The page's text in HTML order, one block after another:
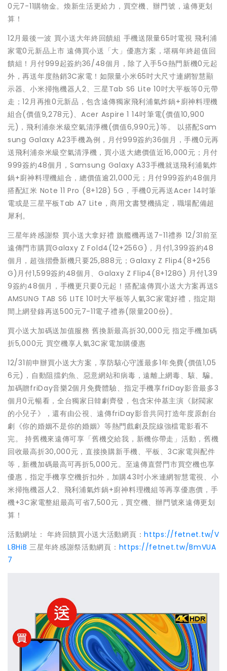
0元7-11購物金。煥新生活更給力，買空機、辦門號，遠傳更划
算！
12月最後一波 買小送大年終回饋組 手機送限量65吋電視 飛利浦
家電0元新品上市 遠傳買小送「大」優惠方案，堪稱年終超值回
饋組！月付999起簽約36/48個月，除了入手5G熱門新機0元起
外，再送年度熱銷3C家電！如限量小米65吋大尺寸連網智慧顯
示器、小米掃拖機器人2、三星Tab S6 Lite 10吋大平板等0元帶
走；12月再推0元新品，包含遠傳獨家飛利浦氣炸鍋+廚神料理機
組合(價值9,278元)、Acer Aspire 1 14吋筆電(價值10,900
元)，飛利浦奈米級空氣清淨機(價值6,990元)等。 以搭配Sam
sung Galaxy A23手機為例，月付999簽約36個月，手機0元再
送飛利浦奈米級空氣清淨機，買小送大總價值近16,000元；月付
999簽約48個月，Samsung Galaxy A33手機就送飛利浦氣炸
鍋+廚神料理機組合，總價值逾21,000元；月付999簽約48個月
搭配紅米 Note 11 Pro (8+128) 5G，手機0元再送Acer 14吋筆
電或是三星平板Tab A7 Lite，商用文書雙機搞定，職場配備超
犀利。
三星年終感謝祭 買小送大拿好禮 旗艦機再送7-11禮券 12/31前至
遠傳門市購買Galaxy Z Fold4(12+256G)，月付1,399簽約48
個月，超強摺疊新機只要25,888元；Galaxy Z Flip4(8+256
G)月付1,599簽約48個月、Galaxy Z Flip4(8+128G) 月付1,39
9簽約48個月，手機更只要0元起！搭配遠傳買小送大方案再送S
AMSUNG TAB S6 LITE 10吋大平板等人氣3C家電好禮，指定期
間上網登錄再送500元7-11電子禮券(限量200份)。
買小送大加碼送加值服務 舊換新最高折30,000元 指定手機加碼
折5,000元 買空機享人氣3C家電加購優惠
12/31前申辦買小送大方案，享防駭心守護最多1年免費(價值1,05
6元)，自動阻擋釣魚、惡意網站和病毒，遠離上網毒、駭、騙。
加碼贈friDay音樂2個月免費體驗、指定手機享friDay影音最多3
個月0元暢看，全台獨家日韓劇齊發，包含宋仲基主演《財閥家
的小兒子》，還有由公視、遠傳friDay影音共同打造年度原創台
劇《你的婚姻不是你的婚姻》等熱門戲劇及院線強檔電影看不
完。 持舊機來遠傳可享「舊機交給我，新機你帶走」活動，舊機
回收最高折30,000元，直接換購新手機、平板、3C家電與配件
等，新機加碼最高可再折5,000元。至遠傳直營門市買空機也享
優惠，指定手機享空機折扣外，加購43吋小米連網智慧電視、小
米掃拖機器人2、飛利浦氣炸鍋+廚神料理機組等再享優惠價，手
機+3C家電整組最高可省7,500元，買空機、辦門號來遠傳更划
算！
活動網址： 年終回饋買小送大活動網頁：https://fetnet.tw/V
L8HiB 三星年終感謝祭活動網頁： https://fetnet.tw/BmVUA
7